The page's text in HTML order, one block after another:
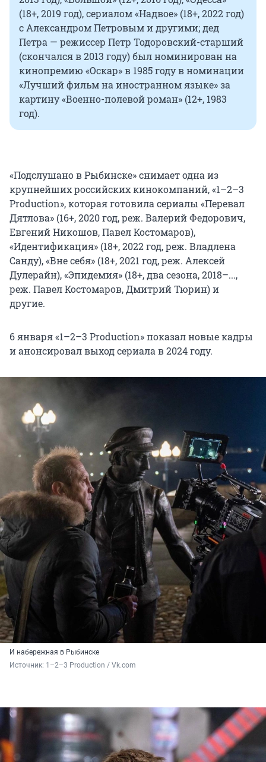
(18+, 2019 год), сериалом «Надвое» (18+, 2022 год)
с Александром Петровым и другими; дед
Петра — режиссер Петр Тодоровский-старший
(скончался в 2013 году) был номинирован на
кинопремию «Оскар» в 1985 году в номинации
«Лучший фильм на иностранном языке» за
картину «Военно-полевой роман» (12+, 1983
год).
«Подслушано в Рыбинске» снимает одна из
крупнейших российских кинокомпаний, «1–2–3
Production», которая готовила сериалы «Перевал
Дятлова» (16+, 2020 год, реж. Валерий Федорович,
Евгений Никошов, Павел Костомаров),
«Идентификация» (18+, 2022 год, реж. Владлена
Санду), «Вне себя» (18+, 2021 год, реж. Алексей
Дулерайн), «Эпидемия» (18+, два сезона, 2018–...,
реж. Павел Костомаров, Дмитрий Тюрин) и
другие.
6 января «1–2–3 Production» показал новые кадры
и анонсировал выход сериала в 2024 году.
И набережная в Рыбинске
Источник: 1–2–3 Production / Vk.com